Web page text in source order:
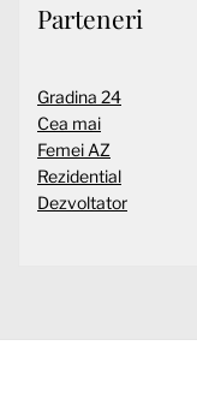
Parteneri
Gradina 24
Cea mai
Femei AZ
Rezidential
Dezvoltator